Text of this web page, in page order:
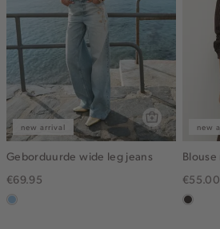
new arrival
Geborduurde wide leg jeans
€69.95
blauw,
new
€55.00
choco